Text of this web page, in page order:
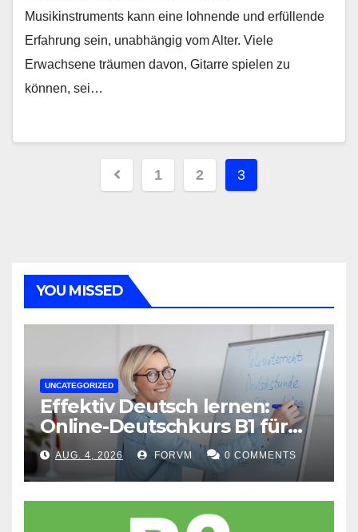
Musikinstruments kann eine lohnende und erfüllende
Erfahrung sein, unabhängig vom Alter. Viele
Erwachsene träumen davon, Gitarre spielen zu
können, sei…
Seitennummerierung
1 2 3
YOU MISSED
UNCATEGORIZED
Effektiv Deutsch lernen:
Online-Deutschkurs B1 für
flexible Lernerfolge
AUG. 4, 2026 FORVM 0 COMMENTS